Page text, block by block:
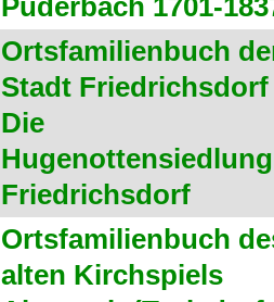
Puderbach 1701-
Ortsfamilienbuch
Stadt Friedrichsdorf
Die
Hugenottensiedlung
Friedrichsdorf
Ortsfamilienbuch
alten Kirchspiels